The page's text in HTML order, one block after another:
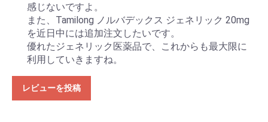
感じないですよ。
また、Tamilong ノルバデックス ジェネリック 20mg
を近日中には追加注文したいです。
優れたジェネリック医薬品で、これからも最大限に
利用していきますね。
レビューを投稿